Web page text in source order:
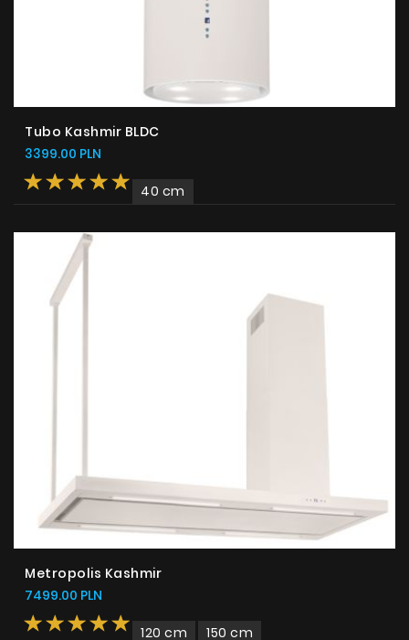
Produkty
Strefa architekta
Wirtualny showroom
Tubo Kashmir BLDC
3399.00 PLN
40 cm
Metropolis Kashmir
7499.00 PLN
120 cm 150 cm